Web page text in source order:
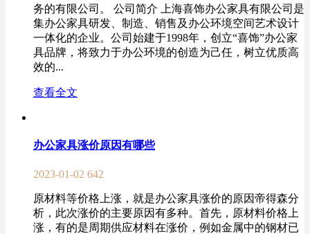
务的有限公司。 公司简介 上海喜饰办公家具有限公司是
集办公家具研发、制造、销售及办公环境空间艺术设计
一体化的企业。公司始建于1998年，创立“喜饰”办公家
具品牌，将致力于办公环境的创造为己任，树立优质高
效的...
查看全文
办公家具涨价原因有哪些
2023-01-02 642
原材料等价格上涨，就是办公家具涨价的原因帝得森分
析，此次涨价的主要原因有多种。首先，原材料价格上
涨，有的是周期供应材料在涨价，例如金属中的钢材已